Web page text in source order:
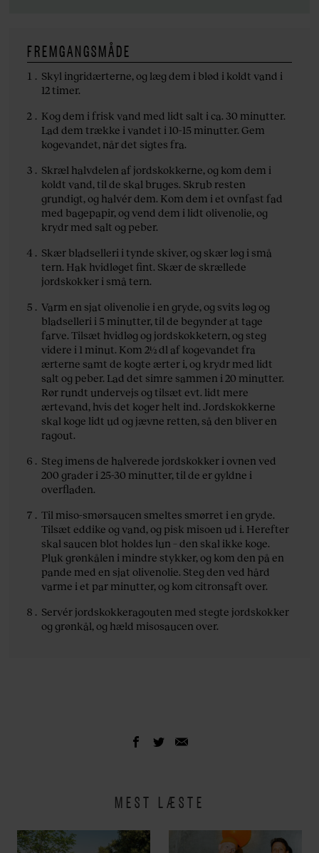
FREMGANGSMÅDE
Skyl ingridærterne, og læg dem i blød i koldt vand i
12 timer.
Kog dem i frisk vand med lidt salt i ca. 30 minutter.
Lad dem trække i vandet i 10-15 minutter. Gem
kogevandet, når det sigtes fra.
Skræl halvdelen af jordskokkerne, og kom dem i
koldt vand, til de skal bruges. Skrub resten
grundigt, og halvér dem. Kom dem i et ovnfast fad
med bagepapir, og vend dem i lidt olivenolie, og
krydr med salt og peber.
Skær bladselleri i tynde skiver, og skær løg i små
tern. Hak hvidløget fint. Skær de skrællede
jordskokker i små tern.
Varm en sjat olivenolie i en gryde, og svits løg og
bladselleri i 5 minutter, til de begynder at tage
farve. Tilsæt hvidløg og jordskokketern, og steg
videre i 1 minut. Kom 2½ dl af kogevandet fra
ærterne samt de kogte ærter i, og krydr med lidt
salt og peber. Lad det simre sammen i 20 minutter.
Rør rundt undervejs og tilsæt evt. lidt mere
ærtevand, hvis det koger helt ind. Jordskokkerne
skal koge lidt ud og jævne retten, så den bliver en
ragout.
Steg imens de halverede jordskokker i ovnen ved
200 grader i 25-30 minutter, til de er gyldne i
overfladen.
Til miso-smørsaucen smeltes smørret i en gryde.
Tilsæt eddike og vand, og pisk misoen ud i. Herefter
skal saucen blot holdes lun – den skal ikke koge.
Pluk grønkålen i mindre stykker, og kom den på en
pande med en sjat olivenolie. Steg den ved hård
varme i et par minutter, og kom citronsaft over.
Servér jordskokkeragouten med stegte jordskokker
og grønkål, og hæld misosaucen over.
MEST LÆSTE